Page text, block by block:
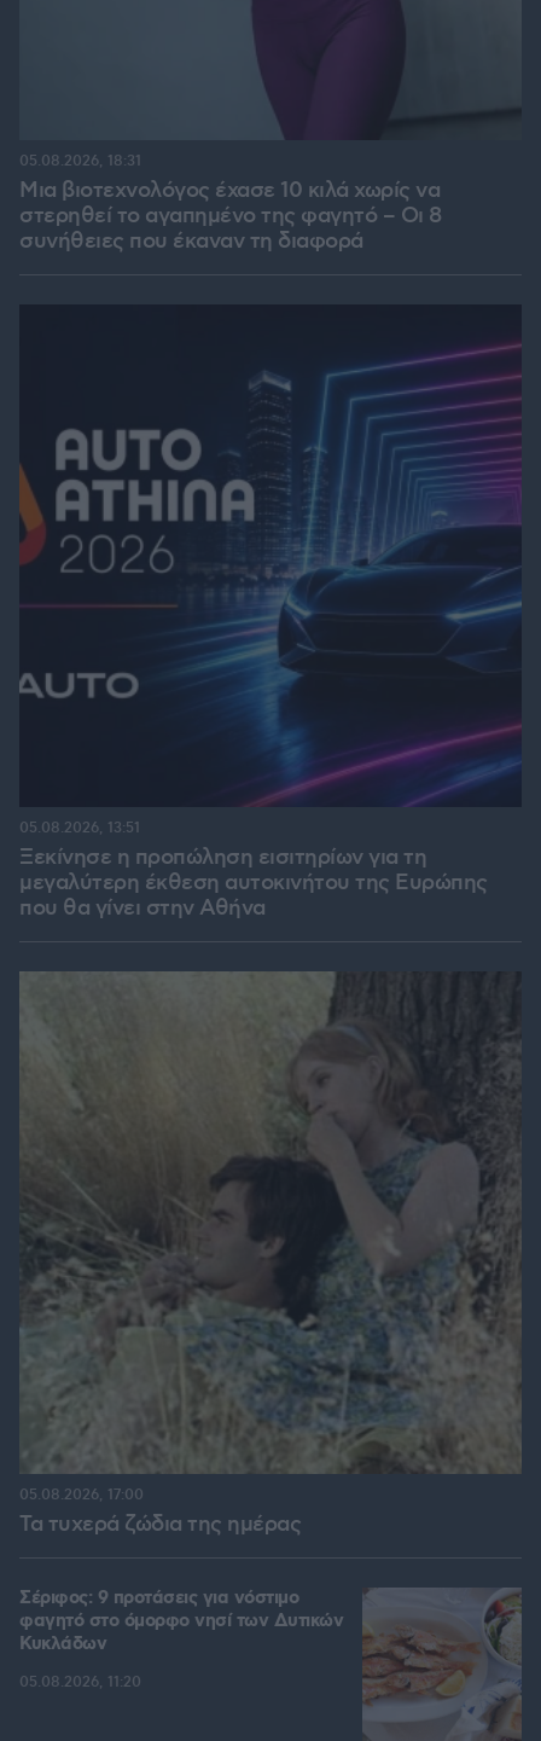
Μια βιοτεχνολόγος έχασε 10 κιλά χωρίς να
στερηθεί το αγαπημένο της φαγητό – Οι 8
συνήθειες που έκαναν τη διαφορά
05.08.2026, 18:31
Ξεκίνησε η προπώληση εισιτηρίων για τη
μεγαλύτερη έκθεση αυτοκινήτου της Ευρώπης
που θα γίνει στην Αθήνα
05.08.2026, 13:51
Τα τυχερά ζώδια της ημέρας
05.08.2026, 17:00
Σέριφος: 9 προτάσεις για νόστιμο
φαγητό στο όμορφο νησί των Δυτικών
Κυκλάδων
05.08.2026, 11:20